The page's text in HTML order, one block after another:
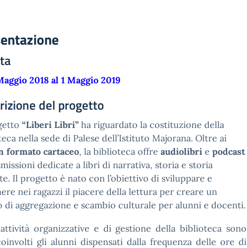
2018 al 1 Maggio 2019
del progetto
“Liberi Libri” ha riguardato la costituzione della
nella sede di Palese dell’Istituto Majorana. Oltre ai
formato cartaceo, la biblioteca offre audiolibri e podcast
dedicate a libri di narrativa, storia e storia
Il progetto è nato con l’obiettivo di sviluppare e
nei ragazzi il piacere della lettura per creare un
di aggregazione e scambio culturale per alunni e docenti.
organizzative e di gestione della biblioteca sono
gli alunni dispensati dalla frequenza delle ore di